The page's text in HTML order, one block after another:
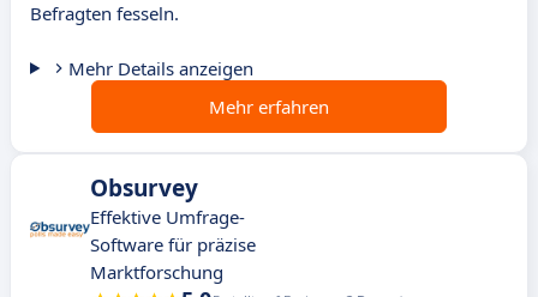
Befragten fesseln.
Mehr Details anzeigen
Mehr erfahren
Obsurvey
Effektive Umfrage-
Software für präzise
Marktforschung